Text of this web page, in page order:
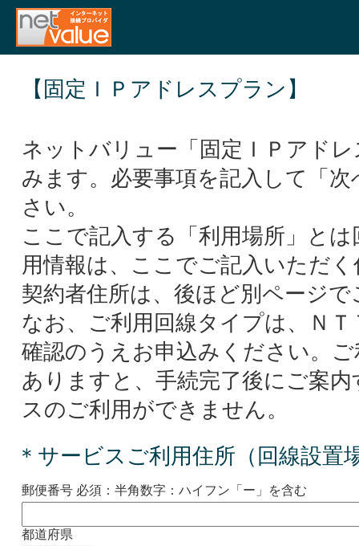
【固定ＩＰアドレスプラン】
ネットバリュー「固定ＩＰアド
みます。必要事項を記入して「
さい。
ここで記入する「利用場所」と
用情報は、ここでご記入いただ
契約者住所は、後ほど別ページ
なお、ご利用回線タイプは、Ｎ
確認のうえお申込みください。
ありますと、手続完了後にご案
スのご利用ができません。
＊サービスご利用住所（回線設置
郵便番号 必須：半角数字：ハイフン「ー」を含む
都道府県